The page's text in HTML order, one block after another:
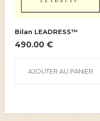
Bilan LEADRESS™
490.00 €
AJOUTER AU PANIER